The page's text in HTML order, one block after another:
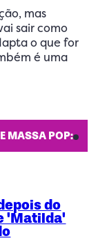
mas
sair como
o que for
é uma
MASSA POP:
do
'Matilda'